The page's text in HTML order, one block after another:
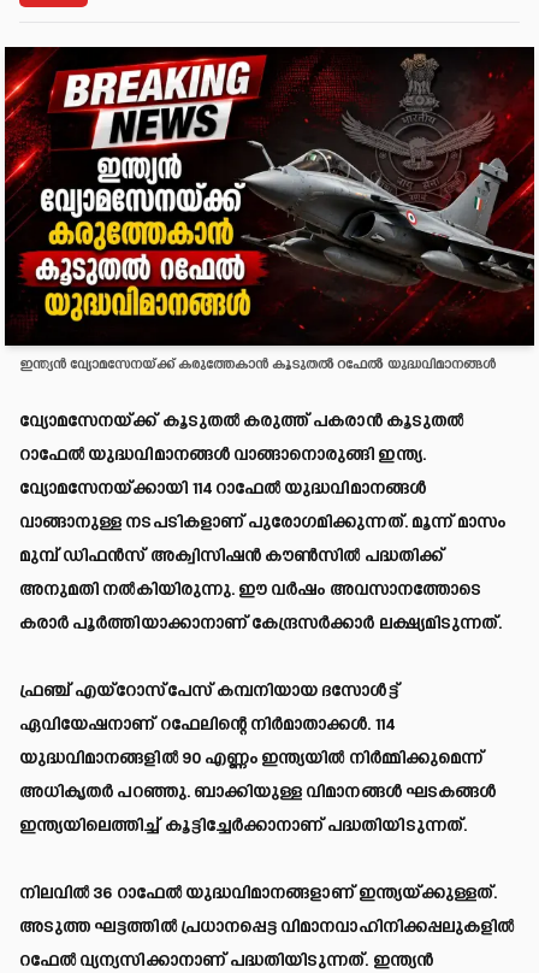
ഇന്ത്യൻ വ്യോമസേനയ്‌ക്ക് കരുത്തേകാൻ കൂടുതൽ റഫേൽ യുദ്ധവിമാനങ്ങൾ
വ്യോമസേനയ്‌ക്ക് കൂടുതൽ കരുത്ത് പകരാൻ കൂടുതൽ
റാഫേൽ യുദ്ധവിമാനങ്ങൾ വാങ്ങാനൊരുങ്ങി ഇന്ത്യ.
വ്യോമസേനയ്‌ക്കായി 114 റാഫേൽ യുദ്ധവിമാനങ്ങൾ
വാങ്ങാനുള്ള നടപടികളാണ് പുരോഗമിക്കുന്നത്. മൂന്ന് മാസം
മുമ്പ് ഡിഫൻസ് അക്വിസിഷൻ കൗൺസിൽ പദ്ധതിക്ക്
അനുമതി നൽകിയിരുന്നു. ഈ വർഷം അവസാനത്തോടെ
കരാർ പൂർത്തിയാക്കാനാണ് കേന്ദ്രസർക്കാർ ലക്ഷ്യമിടുന്നത്.
ഫ്രഞ്ച് എയ്റോസ്പേസ് കമ്പനിയായ ദസോൾട്ട്
ഏവിയേഷനാണ് റഫേലിന്റെ നി‍ർമാതാക്കൾ. 114
യുദ്ധവിമാനങ്ങളിൽ 90 എണ്ണം ഇന്ത്യയിൽ നിർമ്മിക്കുമെന്ന്
അധികൃതർ പറഞ്ഞു. ബാക്കിയുള്ള വിമാനങ്ങൾ ഘടകങ്ങൾ
ഇന്ത്യയിലെത്തിച്ച് കൂട്ടിച്ചേ‍ർക്കാനാണ് പദ്ധതിയിടുന്നത്.
നിലവിൽ 36 റാഫേൽ യുദ്ധവിമാനങ്ങളാണ് ഇന്ത്യയ്‌ക്കുള്ളത്.
അടുത്ത ഘട്ടത്തിൽ പ്രധാനപ്പെട്ട വിമാനവാഹിനിക്കപ്പലുകളിൽ
റഫേൽ വ്യന്യസിക്കാനാണ് പദ്ധതിയിടുന്നത്. ഇന്ത്യൻ